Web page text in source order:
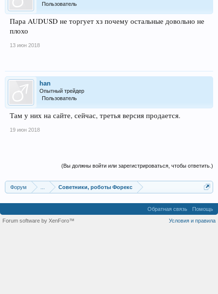
Пользователь
Пара AUDUSD не торгует хз почему остальные довольно не
плохо
13 июн 2018
han
Опытный трейдер
Пользователь
Там у них на сайте, сейчас, третья версия продается.
19 июн 2018
(Вы должны войти или зарегистрироваться, чтобы ответить.)
Форум Советники, роботы Форекс
Обратная связь
Помощь
Условия и правила
Forum software by XenForo™